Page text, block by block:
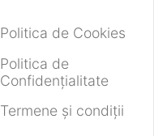
Politica de Cookies
Politica de
Confidențialitate
Termene și condiții